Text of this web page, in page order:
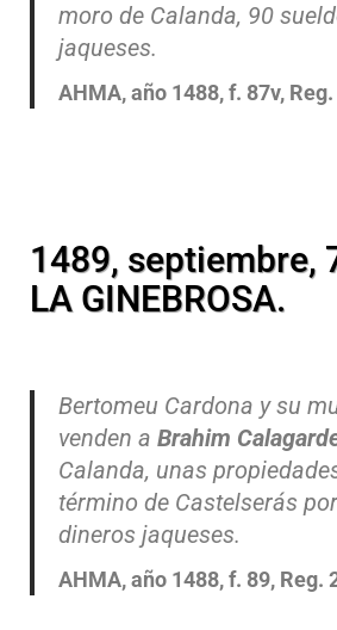
moro de Calanda, 90
jaqueses.
AHMA, año 1488, f. 87v,
1489, septiembre,
LA GINEBROSA.
Bertomeu Cardona y su
venden a Brahim
Calanda, unas
término de Castelserás
dineros jaqueses.
AHMA, año 1488, f. 89, Reg.